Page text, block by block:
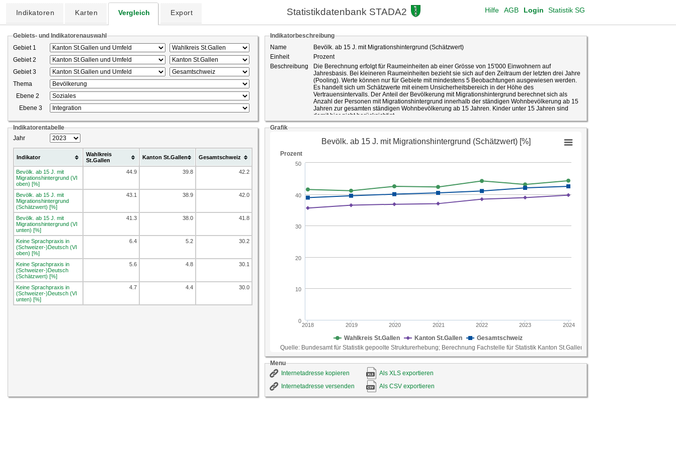
Indikatoren Karten Vergleich Export Statistikdatenbank STADA2 Login Statistik SG
AGB
Hilfe
Gebiets- und Indikatorenauswahl
Gebiet 1
Gebiet 2
Gebiet 3
Thema
Ebene 2
Ebene 3
Indikatorentabelle
Jahr
Indikator
Wahlkreis
St.Gallen
Kanton St.Gallen Gesamtschweiz
Bevölk. ab 15 J. mit
Migrationshintergrund (VI
oben) [%]
44.9 39.8 42.2
Bevölk. ab 15 J. mit
Migrationshintergrund
(Schätzwert) [%]
43.1 38.9 42.0
Bevölk. ab 15 J. mit
Migrationshintergrund (VI
unten) [%]
41.3 38.0 41.8
Keine Sprachpraxis in
(Schweizer-)Deutsch (VI
oben) [%]
6.4 5.2 30.2
Keine Sprachpraxis in
(Schweizer-)Deutsch
(Schätzwert) [%]
5.6 4.8 30.1
Keine Sprachpraxis in
(Schweizer-)Deutsch (VI
unten) [%]
4.7 4.4 30.0
Indikatorbeschreibung
Name
Bevölk. ab 15 J. mit Migrationshintergrund (Schätzwert)
Einheit
Prozent
Beschreibung
Die Berechnung erfolgt für Raumeinheiten ab einer Grösse von 15'000 Einwohnern auf
Jahresbasis. Bei kleineren Raumeinheiten bezieht sie sich auf den Zeitraum der letzten drei Jahre
(Pooling). Werte können nur für Gebiete mit mindestens 5 Beobachtungen ausgewiesen werden.
Es handelt sich um Schätzwerte mit einem Unsicherheitsbereich in der Höhe des
Vertrauensintervalls. Der Anteil der Bevölkerung mit Migrationshintergrund berechnet sich als
Anzahl der Personen mit Migrationshintergrund innerhalb der ständigen Wohnbevölkerung ab 15
Jahren zur gesamten ständigen Wohnbevölkerung ab 15 Jahren. Kinder unter 15 Jahren sind
damit hier nicht berücksichtigt.
Die Typologie der Bevölkerung nach Migrationsstatus basiert auf den Informationen zur
Staatsangehörigkeit, dem Geburtsort der betroffenen Person und dem Geburtsland des Vaters
bzw. der Mutter. Zur Gruppe der Bevölkerung mit Migrationshintergrund gehören Personen
ausländischer Staatsangehörigkeit und eingebürgerte Schweizerinnen und Schweizer – mit
wurden. Den grössten Teil der Bevölkerung mit Migrationshintergrund machen aktuell
Das Phänomen der Zuwanderung lässt sich allein anhand des Kriteriums Staatsangehörigkeit nur
bedingt erfassen. Der Begriff der "Bevölkerung mit Migrationshintergrund" bezieht, unabhängig
von der Staatsangehörigkeit, die Migrationserfahrungen einer Person und ihrer Eltern ein. Die
Bevölkerung mit Migrationshintergrund ist heterogen und setzt sich aus im Inland geborenen oder
seit unterschiedlich langer Zeit in der Schweiz lebenden Personen zusammen. Je nach
ID-Nummer
Grafik
Menu
Internetadresse kopieren
Als XLS exportieren
Internetadresse versenden
Als CSV exportieren